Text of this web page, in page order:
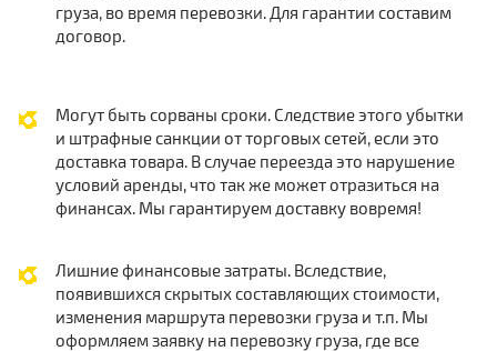
груза, во время перевозки. Для гарантии составим
договор.
Могут быть сорваны сроки. Следствие этого убытки
и штрафные санкции от торговых сетей, если это
доставка товара. В случае переезда это нарушение
условий аренды, что так же может отразиться на
финансах. Мы гарантируем доставку вовремя!
Лишние финансовые затраты. Вследствие,
появившихся скрытых составляющих стоимости,
изменения маршрута перевозки груза и т.п. Мы
оформляем заявку на перевозку груза, где все